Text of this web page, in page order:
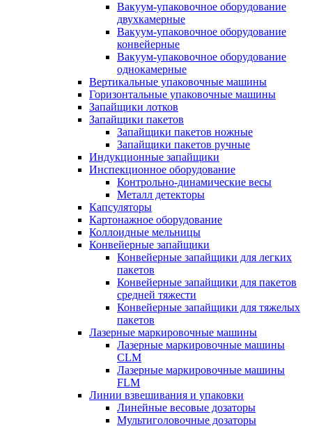
Вакуум-упаковочное оборудование
двухкамерные
Вакуум-упаковочное оборудование
конвейерные
Вакуум-упаковочное оборудование
однокамерные
Вертикальные упаковочные машины
Горизонтальные упаковочные машины
Запайщики лотков
Запайщики пакетов
Запайщики пакетов ножные
Запайщики пакетов ручные
Индукционные запайщики
Инспекционное оборудование
Контрольно-динамические весы
Металл детекторы
Капсуляторы
Картонажное оборудование
Коллоидные мельницы
Конвейерные запайщики
Конвейерные запайщики для легких
пакетов
Конвейерные запайщики для пакетов
средней тяжести
Конвейерные запайщики для тяжелых
пакетов
Лазерные маркировочные машины
Лазерные маркировочные машины
CLM
Лазерные маркировочные машины
FLM
Линии взвешивания и упаковки
Линейные весовые дозаторы
Мультиголовочные дозаторы